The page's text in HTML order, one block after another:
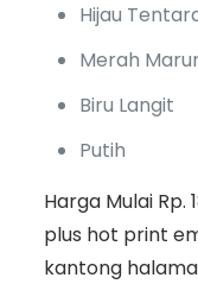
Hijau
Merah
Biru Langit
Putih
Harga Mulai Rp.
plus hot print
kantong